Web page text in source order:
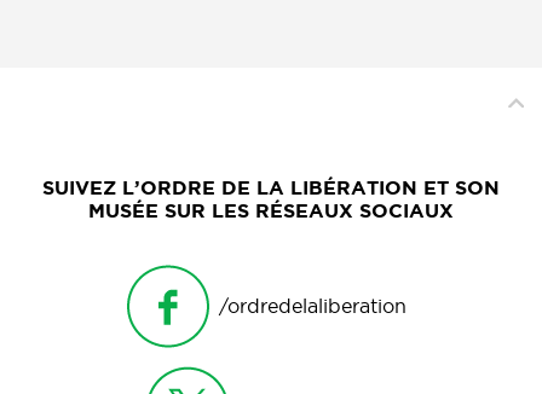
SUIVEZ L’ORDRE DE LA LIBÉRATION ET SON
MUSÉE SUR LES RÉSEAUX SOCIAUX
/ordredelaliberation